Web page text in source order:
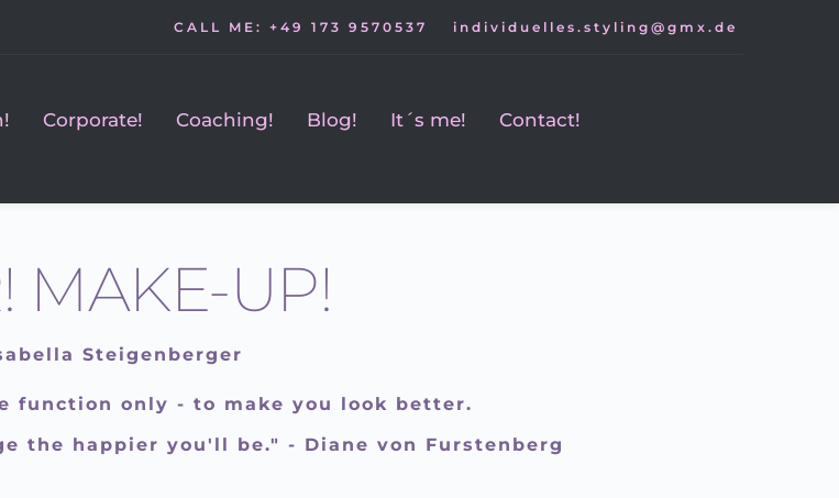
CALL ME: +49 173 9570537 individuelles.styling@gmx.de
Corporate! Coaching! Blog! It´s me! Contact!
MAKE-UP!
Steigenberger
function only - to make you look better.
the happier you'll be." - Diane von Furstenberg